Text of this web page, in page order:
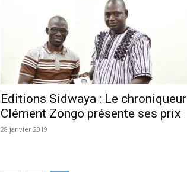
Editions Sidwaya : Le chroniqueur
Clément Zongo présente ses prix
28 janvier 2019